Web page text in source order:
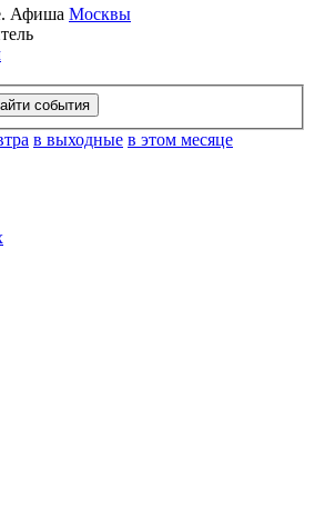
Афиша Москвы
в выходные в этом месяце